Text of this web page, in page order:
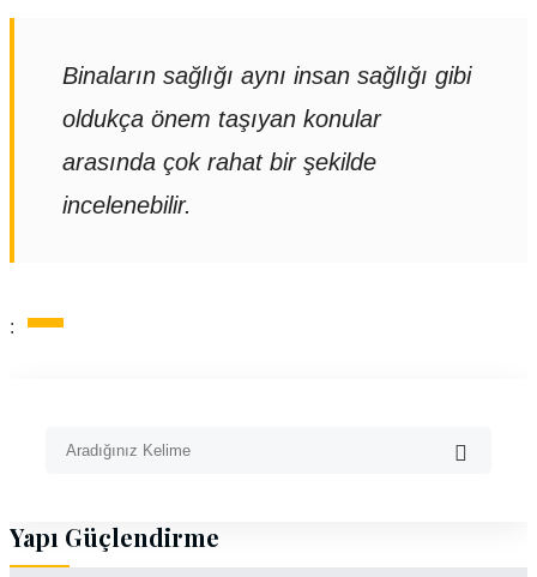
Binaların sağlığı aynı insan sağlığı gibi
oldukça önem taşıyan konular
arasında çok rahat bir şekilde
incelenebilir.
:
Yapı Güçlendirme